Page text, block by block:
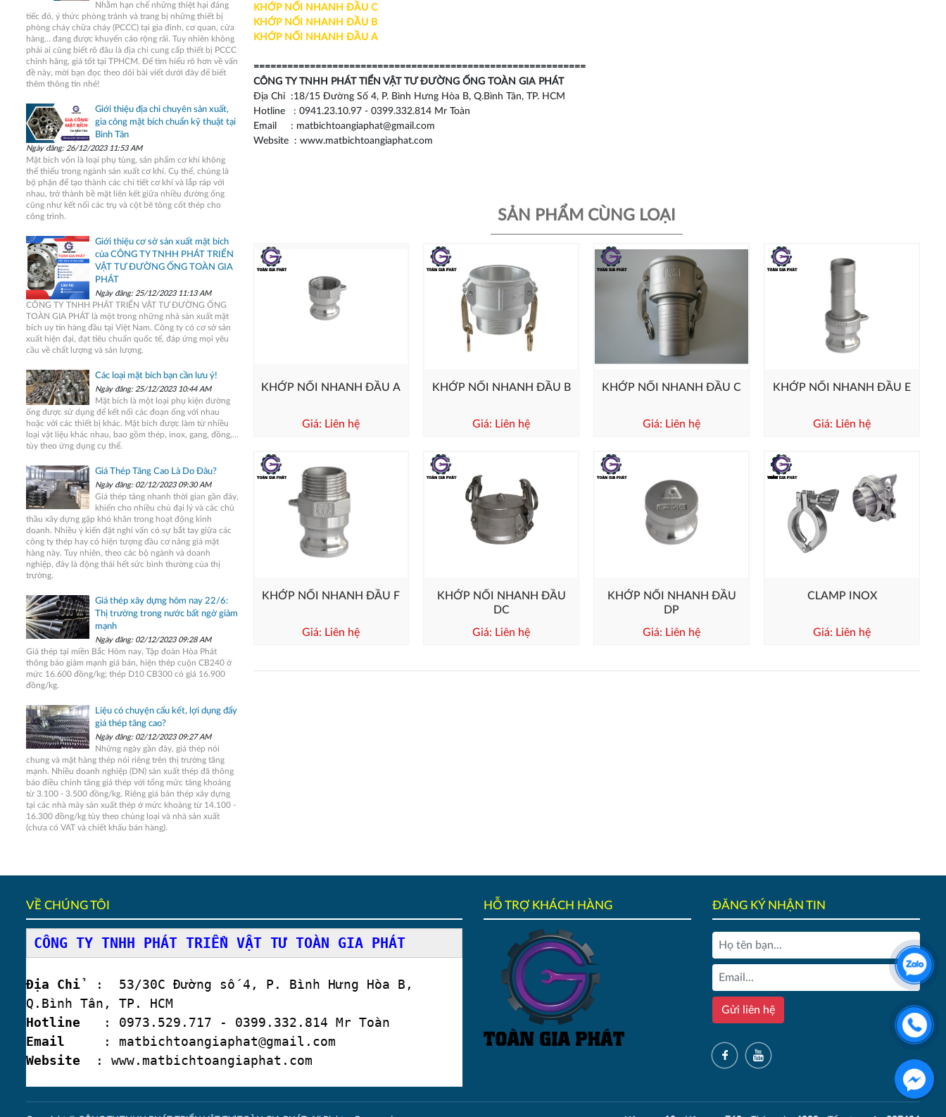
KHỚP NỐI NHANH ĐẦU C
KHỚP NỐI NHANH ĐẦU B
KHỚP NỐI NHANH ĐẦU A
===========================================================
CÔNG TY TNHH PHÁT TIỂN VẬT TƯ ĐƯỜNG ỐNG TOÀN GIA PHÁT
Địa Chỉ :18/15 Đường Số 4, P. Bình Hưng Hòa B, Q.Bình Tân, TP. HCM
Hotline : 0941.23.10.97 - 0399.332.814 Mr Toàn
Email : matbichtoangiaphat@gmail.com
Website : www.matbichtoangiaphat.com
SẢN PHẨM CÙNG LOẠI
KHỚP NỐI NHANH ĐẦU A
Giá: Liên hệ
KHỚP NỐI NHANH ĐẦU B
Giá: Liên hệ
KHỚP NỐI NHANH ĐẦU C
Giá: Liên hệ
KHỚP NỐI NHANH ĐẦU E
Giá: Liên hệ
KHỚP NỐI NHANH ĐẦU F
Giá: Liên hệ
KHỚP NỐI NHANH ĐẦU
DC
Giá: Liên hệ
KHỚP NỐI NHANH ĐẦU
DP
Giá: Liên hệ
CLAMP INOX
Giá: Liên hệ
Nhằm hạn chế những thiệt hại đáng
tiếc đó, ý thức phòng tránh và trang bị những thiết bị
phòng cháy chữa cháy (PCCC) tại gia đình, cơ quan, cửa
hàng… đang được khuyến cáo rộng rãi. Tuy nhiên không
phải ai cũng biết rõ đâu là địa chỉ cung cấp thiết bị PCCC
chính hãng, giá tốt tại TPHCM. Để tìm hiểu rõ hơn về vấn
đề này, mời bạn đọc theo dõi bài viết dưới đây để biết
thêm thông tin nhé!
Giới thiệu địa chỉ chuyên sản xuất,
gia công mặt bích chuẩn kỹ thuật tại
Bình Tân
Ngày đăng: 26/12/2023 11:53 AM
Mặt bích vốn là loại phụ tùng, sản phẩm cơ khí không
thể thiếu trong ngành sản xuất cơ khí. Cụ thể, chúng là
bộ phận để tạo thành các chi tiết cơ khí và lắp ráp với
nhau, trở thành bề mặt liên kết giữa nhiều đường ống
cũng như kết nối các trụ và cột bê tông cốt thép cho
công trình.
Giới thiệu cơ sở sản xuất mặt bích
của CÔNG TY TNHH PHÁT TRIỂN
VẬT TƯ ĐƯỜNG ỐNG TOÀN GIA
PHÁT
Ngày đăng: 25/12/2023 11:13 AM
CÔNG TY TNHH PHÁT TRIỂN VẬT TƯ ĐƯỜNG ỐNG
TOÀN GIA PHÁT là một trong những nhà sản xuất mặt
bích uy tín hàng đầu tại Việt Nam. Công ty có cơ sở sản
xuất hiện đại, đạt tiêu chuẩn quốc tế, đáp ứng mọi yêu
cầu về chất lượng và sản lượng.
Các loại mặt bích bạn cần lưu ý!
Ngày đăng: 25/12/2023 10:44 AM
Mặt bích là một loại phụ kiện đường
ống được sử dụng để kết nối các đoạn ống với nhau
hoặc với các thiết bị khác. Mặt bích được làm từ nhiều
loại vật liệu khác nhau, bao gồm thép, inox, gang, đồng,...
tùy theo ứng dụng cụ thể.
Giá Thép Tăng Cao Là Do Đâu?
Ngày đăng: 02/12/2023 09:30 AM
Giá thép tăng nhanh thời gian gần đây,
khiến cho nhiều chủ đại lý và các chủ
thầu xây dựng gặp khó khăn trong hoạt động kinh
doanh. Nhiều ý kiến đặt nghi vấn có sự bắt tay giữa các
công ty thép hay có hiện tượng đầu cơ nâng giá mặt
hàng này. Tuy nhiên, theo các bộ ngành và doanh
nghiệp, đây là động thái hết sức bình thường của thị
trường.
Giá thép xây dựng hôm nay 22/6:
Thị trường trong nước bất ngờ giảm
mạnh
Ngày đăng: 02/12/2023 09:28 AM
Giá thép tại miền Bắc Hôm nay, Tập đoàn Hòa Phát
thông báo giảm mạnh giá bán, hiện thép cuộn CB240 ở
mức 16.600 đồng/kg; thép D10 CB300 có giá 16.900
đồng/kg.
Liệu có chuyện cấu kết, lợi dụng đẩy
giá thép tăng cao?
Ngày đăng: 02/12/2023 09:27 AM
Những ngày gần đây, giá thép nói
chung và mặt hàng thép nói riêng trên thị trường tăng
mạnh. Nhiều doanh nghiệp (DN) sản xuất thép đã thông
báo điều chỉnh tăng giá thép với tổng mức tăng khoảng
từ 3.100 - 3.500 đồng/kg. Riêng giá bán thép xây dựng
tại các nhà máy sản xuất thép ở mức khoảng từ 14.100 -
16.300 đồng/kg tùy theo chủng loại và nhà sản xuất
(chưa có VAT và chiết khấu bán hàng).
VỀ CHÚNG TÔI
CÔNG TY TNHH PHÁT TRIỂN VẬT TƯ TOÀN GIA PHÁT
Địa Chỉ: 53/30C Đường số 4, P. Bình Hưng Hòa B,
Q.Bình Tân, TP. HCM
Hotline : 0973.529.717 - 0399.332.814 Mr Toàn
Email : matbichtoangiaphat@gmail.com
Website : www.matbichtoangiaphat.com
HỖ TRỢ KHÁCH HÀNG ĐĂNG KÝ NHẬN TIN
Gửi liên hệ